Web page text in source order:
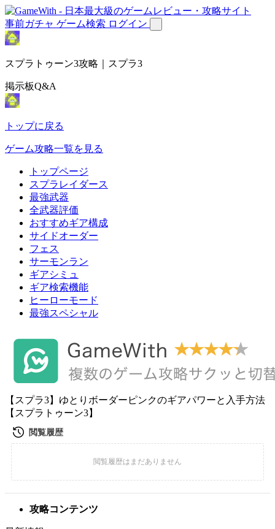
事前ガチャ ゲーム検索 ログイン
スプラトゥーン3攻略｜スプラ3
掲示板Q&A
トップに戻る
ゲーム攻略一覧を見る
トップページ
スプラレイダース
最強武器
全武器評価
おすすめギア構成
サイドオーダー
フェス
サーモンラン
ギアシミュ
ギア検索機能
ヒーローモード
最強スペシャル
【スプラ3】ゆとりボーダーピンクのギアパワーと入手方法
【スプラトゥーン3】
攻略コンテンツ